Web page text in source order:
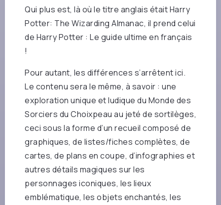
Qui plus est, là où le titre anglais était Harry
Potter: The Wizarding Almanac, il prend celui
de Harry Potter : Le guide ultime en français
!
Pour autant, les différences s’arrêtent ici.
Le contenu sera le même, à savoir : une
exploration unique et ludique du Monde des
Sorciers du Choixpeau au jeté de sortilèges,
ceci sous la forme d’un recueil composé de
graphiques, de listes/fiches complètes, de
cartes, de plans en coupe, d’infographies et
autres détails magiques sur les
personnages iconiques, les lieux
emblématique, les objets enchantés, les